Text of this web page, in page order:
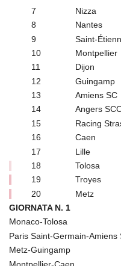
7
Nizza
8
Nantes
9
Saint-
10
Montpellier
11
Dijon
12
Guingamp
13
Amiens SC
14
Angers
15
Racing
16
Caen
17
Lille
18
Tolosa
19
Troyes
20
Metz
GIORNATA N. 1
Monaco-Tolosa
Paris Saint-Germain-Amiens
Metz-Guingamp
Montpellier-Caen